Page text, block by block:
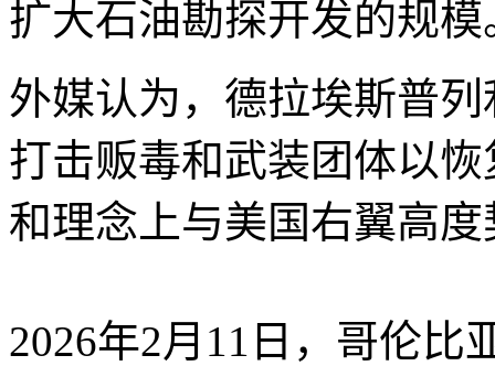
扩大石油勘探开发的规模
外媒认为，德拉埃斯普
打击贩毒和武装团体以
和理念上与美国右翼高度
2026年2月11日，哥伦比